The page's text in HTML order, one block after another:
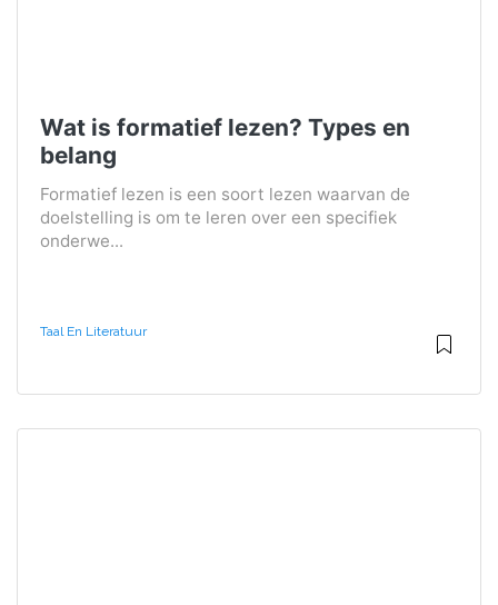
Wat is formatief lezen? Types en
belang
Formatief lezen is een soort lezen waarvan de
doelstelling is om te leren over een specifiek
onderwe...
Taal En Literatuur